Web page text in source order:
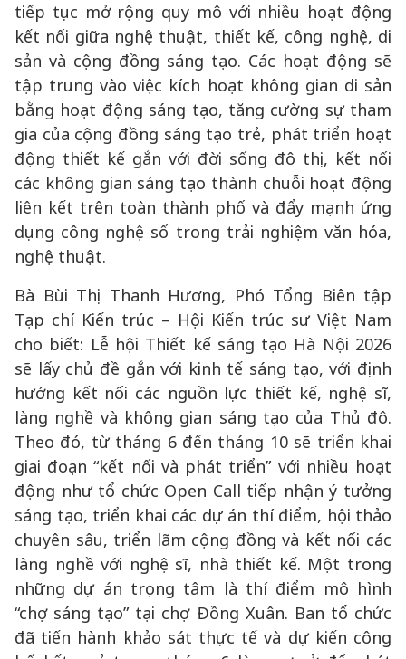
tiếp tục mở rộng quy mô với nhiều hoạt động
kết nối giữa nghệ thuật, thiết kế, công nghệ, di
sản và cộng đồng sáng tạo. Các hoạt động sẽ
tập trung vào việc kích hoạt không gian di sản
bằng hoạt động sáng tạo, tăng cường sự tham
gia của cộng đồng sáng tạo trẻ, phát triển hoạt
động thiết kế gắn với đời sống đô thị, kết nối
các không gian sáng tạo thành chuỗi hoạt động
liên kết trên toàn thành phố và đẩy mạnh ứng
dụng công nghệ số trong trải nghiệm văn hóa,
nghệ thuật.
Bà Bùi Thị Thanh Hương, Phó Tổng Biên tập
Tạp chí Kiến trúc – Hội Kiến trúc sư Việt Nam
cho biết: Lễ hội Thiết kế sáng tạo Hà Nội 2026
sẽ lấy chủ đề gắn với kinh tế sáng tạo, với định
hướng kết nối các nguồn lực thiết kế, nghệ sĩ,
làng nghề và không gian sáng tạo của Thủ đô.
Theo đó, từ tháng 6 đến tháng 10 sẽ triển khai
giai đoạn “kết nối và phát triển” với nhiều hoạt
động như tổ chức Open Call tiếp nhận ý tưởng
sáng tạo, triển khai các dự án thí điểm, hội thảo
chuyên sâu, triển lãm cộng đồng và kết nối các
làng nghề với nghệ sĩ, nhà thiết kế. Một trong
những dự án trọng tâm là thí điểm mô hình
“chợ sáng tạo” tại chợ Đồng Xuân. Ban tổ chức
đã tiến hành khảo sát thực tế và dự kiến công